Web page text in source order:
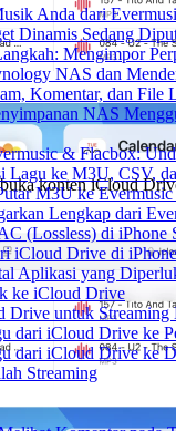
Anda dari
Dinamis Sedang
Mengimpor
NAS dan
Komentar, dan
NAS
& Flacbox:
Lagu ke M3U, CSV,
M3U ke
Lengkap dari
(Lossless) di iPhone
iCloud Drive di
Aplikasi yang
ke iCloud Drive
Drive untuk Streaming
dari iCloud Drive ke
dari iCloud Drive ke
Streaming
konten iCloud